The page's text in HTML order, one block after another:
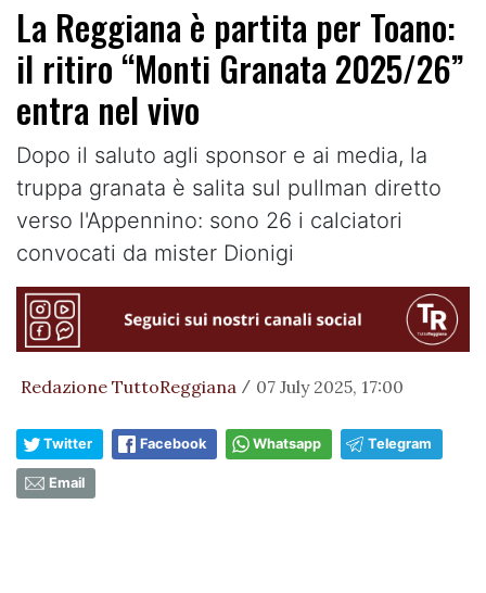
La Reggiana è partita per Toano:
il ritiro “Monti Granata 2025/26”
entra nel vivo
Dopo il saluto agli sponsor e ai media, la
truppa granata è salita sul pullman diretto
verso l'Appennino: sono 26 i calciatori
convocati da mister Dionigi
Redazione TuttoReggiana / 07 July 2025, 17:00
Twitter Facebook Whatsapp Telegram
Email